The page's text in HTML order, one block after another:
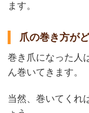
ます。
爪の巻き方が
巻き爪になった人
ん巻いてきます。
当然、巻いてくれ